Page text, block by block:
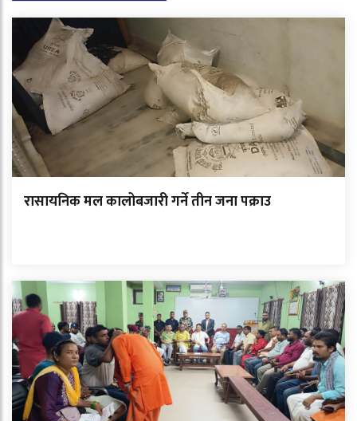
रासायनिक मल कालोबजारी गर्ने तीन जना पक्राउ